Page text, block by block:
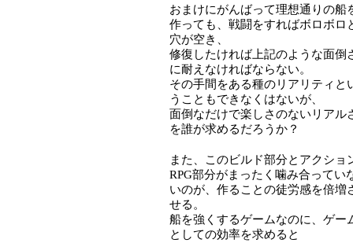
おまけにがんばって理想通りの船
作っても、戦闘をすればボロボロ
穴が空き、
修復したければ上記のような面倒
に耐えなければならない。
その手間をある種のリアリティと
うこともできなくはないが、
面倒なだけで楽しさのないリアル
を誰が求めるだろうか？
また、このビルド部分とアクショ
RPG部分がまったく噛み合ってい
いのが、作ることの徒労感を倍増
せる。
船を強くするゲームなのに、ゲー
としての効率を求めると